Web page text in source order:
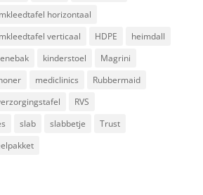
horizontaal
verticaal
HDPE
heimdall
kinderstoel
Magrini
mediclinics
Rubbermaid
RVS
slab slabbetje
Trust